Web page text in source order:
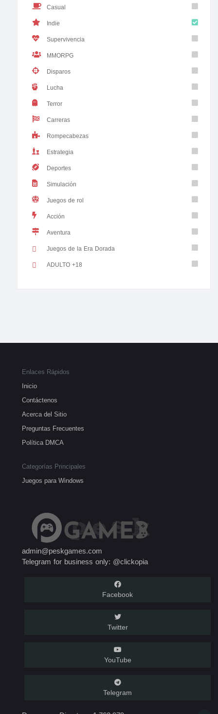
Casual
Indie
Supervivencia
MMORPG
Disparos
Lucha
Terror
Carreras
Rompecabezas
Estrategia
Deportes
Simulación
Juegos de rol
Acción
Aventura
Juegos de la Era Dorada
ADULTO +18
Enlaces Rápidos
Inicio
Contáctenos
Acerca del Sitio
Preguntas Frecuentes
Política DMCA
Categorías Principales
Juegos para Windows
admin@peskgames.com
Telegram for business only: @clickopia
Facebook
Twitter
YouTube
Telegram